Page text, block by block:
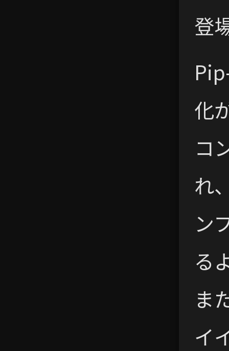
登
化
コ
れ
ン
る
ま
イ